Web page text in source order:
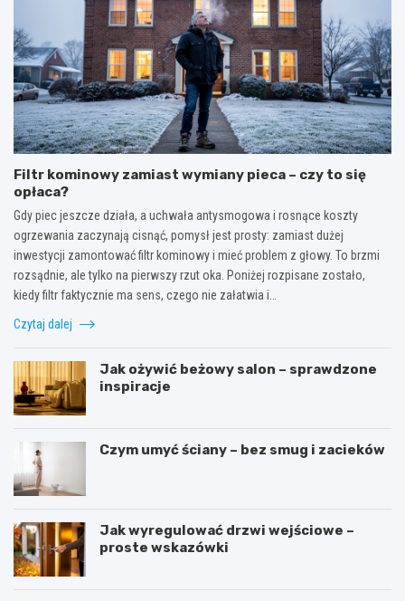
Filtr kominowy zamiast wymiany pieca – czy to się
opłaca?
Gdy piec jeszcze działa, a uchwała antysmogowa i rosnące koszty
ogrzewania zaczynają cisnąć, pomysł jest prosty: zamiast dużej
inwestycji zamontować filtr kominowy i mieć problem z głowy. To brzmi
rozsądnie, ale tylko na pierwszy rzut oka. Poniżej rozpisane zostało,
kiedy filtr faktycznie ma sens, czego nie załatwia i…
Czytaj dalej
Jak ożywić beżowy salon – sprawdzone
inspiracje
Czym umyć ściany – bez smug i zacieków
Jak wyregulować drzwi wejściowe –
proste wskazówki